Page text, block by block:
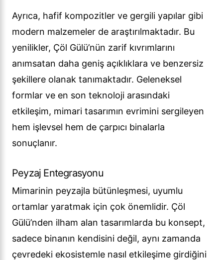
Ayrıca, hafif kompozitler ve gergili yapılar gibi
modern malzemeler de araştırılmaktadır. Bu
yenilikler, Çöl Gülü’nün zarif kıvrımlarını
anımsatan daha geniş açıklıklara ve benzersiz
şekillere olanak tanımaktadır. Geleneksel
formlar ve en son teknoloji arasındaki
etkileşim, mimari tasarımın evrimini sergileyen
hem işlevsel hem de çarpıcı binalarla
sonuçlanır.
Peyzaj Entegrasyonu
Mimarinin peyzajla bütünleşmesi, uyumlu
ortamlar yaratmak için çok önemlidir. Çöl
Gülü’nden ilham alan tasarımlarda bu konsept,
sadece binanın kendisini değil, aynı zamanda
çevredeki ekosistemle nasıl etkileşime girdiğini